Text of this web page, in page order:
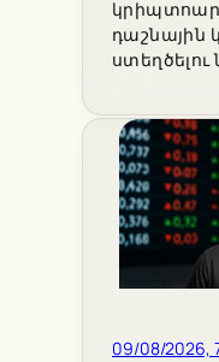
դաշնային
09/08/2026,